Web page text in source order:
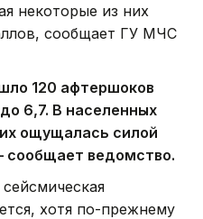
некоторые из них
сообщает ГУ МЧС
120 афтершоков
6,7. В населенных
ощущалась силой
сообщает ведомство.
хотя по-прежнему